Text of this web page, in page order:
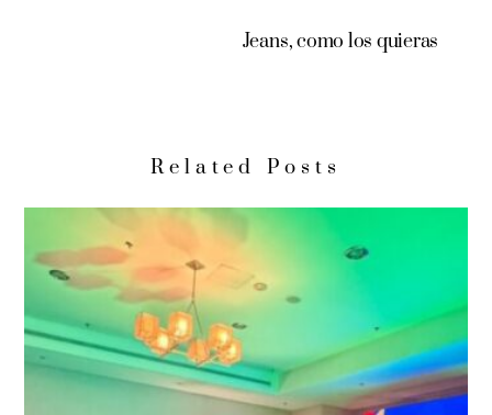
Jeans, como los quieras
Related Posts